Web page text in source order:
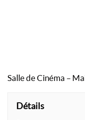
Salle de Cinéma –
Détails